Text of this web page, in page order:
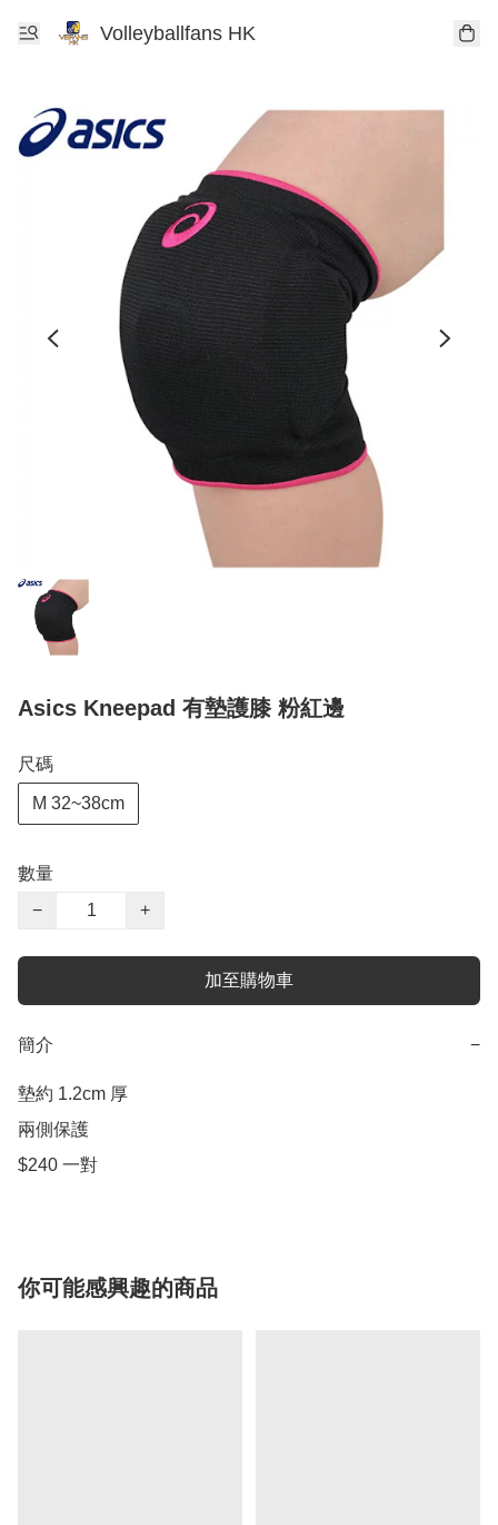
Volleyballfans HK
Asics Kneepad 有墊護膝 粉紅邊
尺碼
M 32~38cm
數量
−
+
加至購物車
簡介 −
墊約 1.2cm 厚
兩側保護
$240 一對
你可能感興趣的商品